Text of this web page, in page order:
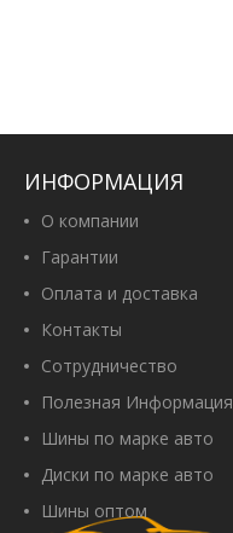
ИНФОРМАЦИЯ
О компании
Гарантии
Оплата и доставка
Контакты
Сотрудничество
Полезная Информация
Шины по марке авто
Диски по марке авто
Шины оптом